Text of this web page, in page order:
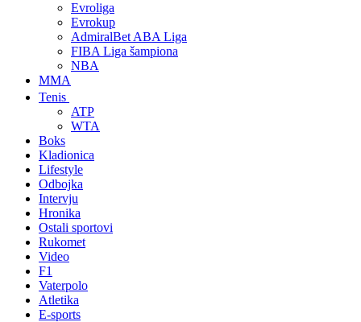
Evroliga
Evrokup
AdmiralBet ABA Liga
FIBA Liga šampiona
NBA
MMA
Tenis
ATP
WTA
Boks
Kladionica
Lifestyle
Odbojka
Intervju
Hronika
Ostali sportovi
Rukomet
Video
F1
Vaterpolo
Atletika
E-sports